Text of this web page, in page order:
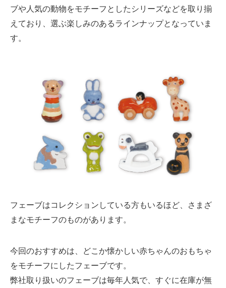
ブや人気の動物をモチーフとしたシリーズなどを取り揃
えており、選ぶ楽しみのあるラインナップとなっていま
す。
フェーブはコレクションしている方もいるほど、さまざ
まなモチーフのものがあります。
今回のおすすめは、どこか懐かしい赤ちゃんのおもちゃ
をモチーフにしたフェーブです。
弊社取り扱いのフェーブは毎年人気で、すぐに在庫が無